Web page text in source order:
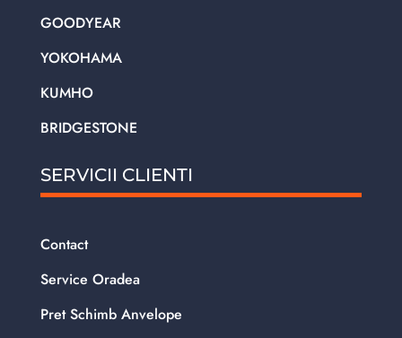
GOODYEAR
YOKOHAMA
KUMHO
BRIDGESTONE
SERVICII CLIENTI
Contact
Service Oradea
Pret Schimb Anvelope